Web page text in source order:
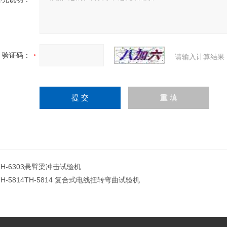
验证码： 请输入计算结果
6303悬臂梁冲击试验机
5814TH-5814 复合式电线扭转弯曲试验机